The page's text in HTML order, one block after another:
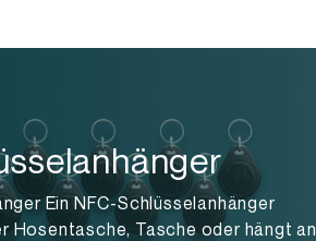
Ein NFC-Schlüsselanhänger
Hosentasche, Tasche oder hängt an